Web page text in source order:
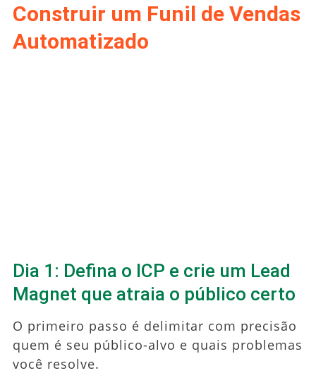
Construir um Funil de Vendas
Automatizado
Dia 1: Defina o ICP e crie um Lead
Magnet que atraia o público certo
O primeiro passo é delimitar com precisão
quem é seu público-alvo e quais problemas
você resolve.